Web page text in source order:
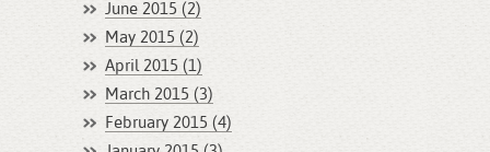
June 2015 (2)
May 2015 (2)
April 2015 (1)
March 2015 (3)
February 2015 (4)